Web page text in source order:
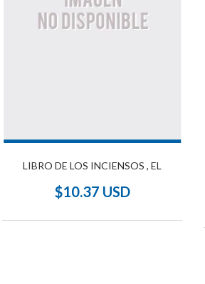
LIBRO DE LOS INCIENSOS , EL
$10.37 USD